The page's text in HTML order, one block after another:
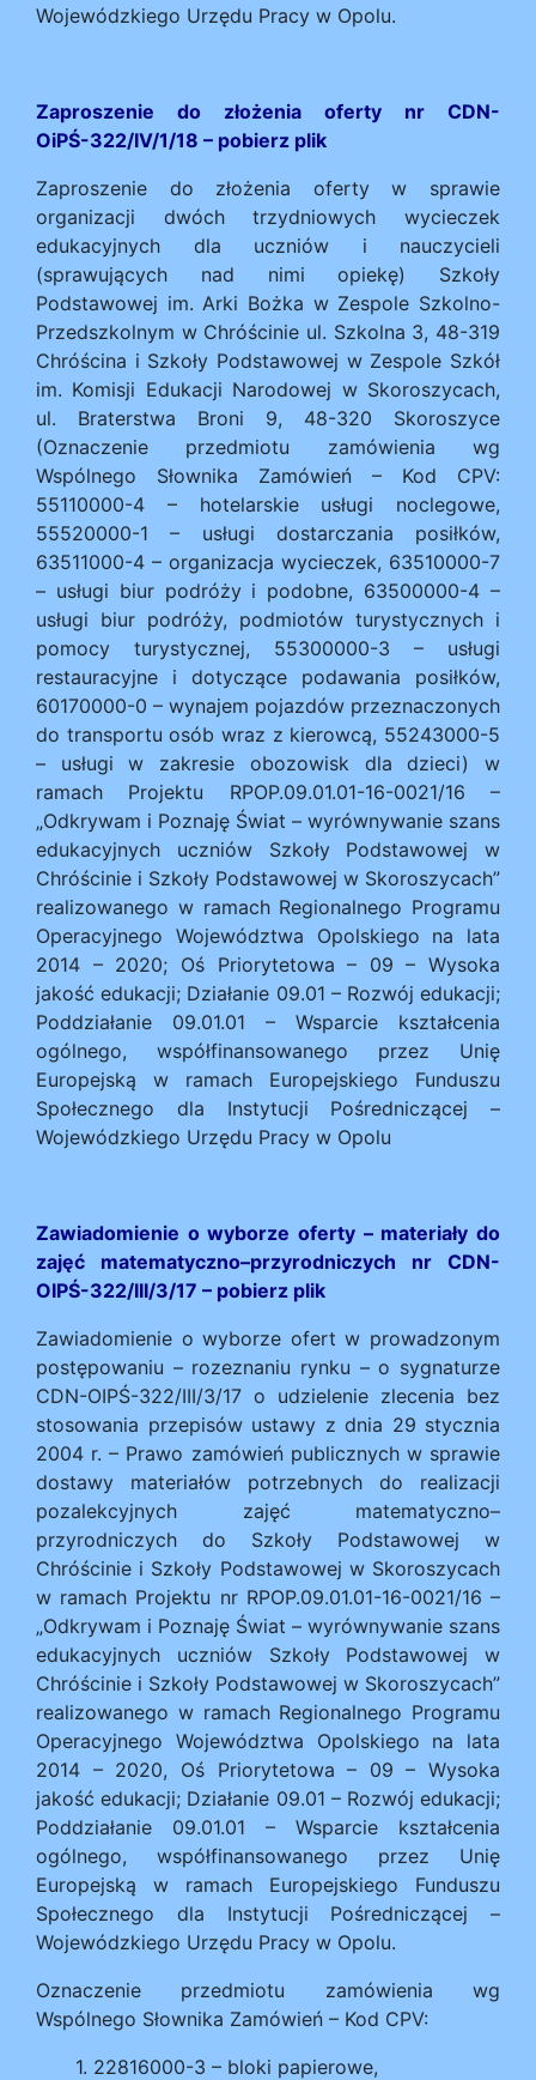
Wojewódzkiego Urzędu Pracy w Opolu.
Zaproszenie do złożenia oferty nr CDN-
OiPŚ-322/IV/1/18 – pobierz plik
Zaproszenie do złożenia oferty w sprawie
organizacji dwóch trzydniowych wycieczek
edukacyjnych dla uczniów i nauczycieli
(sprawujących nad nimi opiekę) Szkoły
Podstawowej im. Arki Bożka w Zespole Szkolno-
Przedszkolnym w Chróścinie ul. Szkolna 3, 48-319
Chróścina i Szkoły Podstawowej w Zespole Szkół
im. Komisji Edukacji Narodowej w Skoroszycach,
ul. Braterstwa Broni 9, 48-320 Skoroszyce
(Oznaczenie przedmiotu zamówienia wg
Wspólnego Słownika Zamówień – Kod CPV:
55110000-4 – hotelarskie usługi noclegowe,
55520000-1 – usługi dostarczania posiłków,
63511000-4 – organizacja wycieczek, 63510000-7
– usługi biur podróży i podobne, 63500000-4 –
usługi biur podróży, podmiotów turystycznych i
pomocy turystycznej, 55300000-3 – usługi
restauracyjne i dotyczące podawania posiłków,
60170000-0 – wynajem pojazdów przeznaczonych
do transportu osób wraz z kierowcą, 55243000-5
– usługi w zakresie obozowisk dla dzieci) w
ramach Projektu RPOP.09.01.01-16-0021/16 –
„Odkrywam i Poznaję Świat – wyrównywanie szans
edukacyjnych uczniów Szkoły Podstawowej w
Chróścinie i Szkoły Podstawowej w Skoroszycach”
realizowanego w ramach Regionalnego Programu
Operacyjnego Województwa Opolskiego na lata
2014 – 2020; Oś Priorytetowa – 09 – Wysoka
jakość edukacji; Działanie 09.01 – Rozwój edukacji;
Poddziałanie 09.01.01 – Wsparcie kształcenia
ogólnego, współfinansowanego przez Unię
Europejską w ramach Europejskiego Funduszu
Społecznego dla Instytucji Pośredniczącej –
Wojewódzkiego Urzędu Pracy w Opolu
Zawiadomienie o wyborze oferty – materiały do
zajęć matematyczno–przyrodniczych nr CDN-
OIPŚ-322/III/3/17 – pobierz plik
Zawiadomienie o wyborze ofert w prowadzonym
postępowaniu – rozeznaniu rynku – o sygnaturze
CDN-OIPŚ-322/III/3/17 o udzielenie zlecenia bez
stosowania przepisów ustawy z dnia 29 stycznia
2004 r. – Prawo zamówień publicznych w sprawie
dostawy materiałów potrzebnych do realizacji
pozalekcyjnych zajęć matematyczno–
przyrodniczych do Szkoły Podstawowej w
Chróścinie i Szkoły Podstawowej w Skoroszycach
w ramach Projektu nr RPOP.09.01.01-16-0021/16 –
„Odkrywam i Poznaję Świat – wyrównywanie szans
edukacyjnych uczniów Szkoły Podstawowej w
Chróścinie i Szkoły Podstawowej w Skoroszycach”
realizowanego w ramach Regionalnego Programu
Operacyjnego Województwa Opolskiego na lata
2014 – 2020, Oś Priorytetowa – 09 – Wysoka
jakość edukacji; Działanie 09.01 – Rozwój edukacji;
Poddziałanie 09.01.01 – Wsparcie kształcenia
ogólnego, współfinansowanego przez Unię
Europejską w ramach Europejskiego Funduszu
Społecznego dla Instytucji Pośredniczącej –
Wojewódzkiego Urzędu Pracy w Opolu.
Oznaczenie przedmiotu zamówienia wg
Wspólnego Słownika Zamówień – Kod CPV:
22816000-3 – bloki papierowe,